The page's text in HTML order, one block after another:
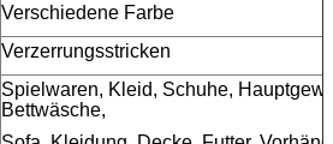
Verschiedene Farbe
Verzerrungsstricken
Spielwaren, Kleid, Schuhe,
Bettwäsche,